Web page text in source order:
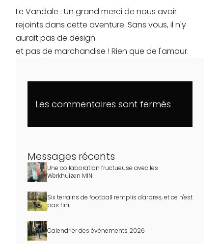
Le Vandale : Un grand merci de nous avoir
rejoints dans cette aventure. Sans vous, il n'y
aurait pas de design
et pas de marchandise ! Rien que de l'amour.
Les commentaires sont fermés
Messages récents
Une collaboration fructueuse avec les
Werkhuizen MIN
Six terrains de football remplis d'arbres, et ce n'est
pas fini
Calendrier des événements 2026